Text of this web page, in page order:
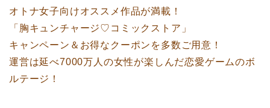
オトナ女子向けオススメ作品が満載！
「胸キュンチャージ♡コミックストア」
キャンペーン＆お得なクーポンを多数ご用意！
運営は延べ7000万人の女性が楽しんだ恋愛ゲームのボ
ルテージ！